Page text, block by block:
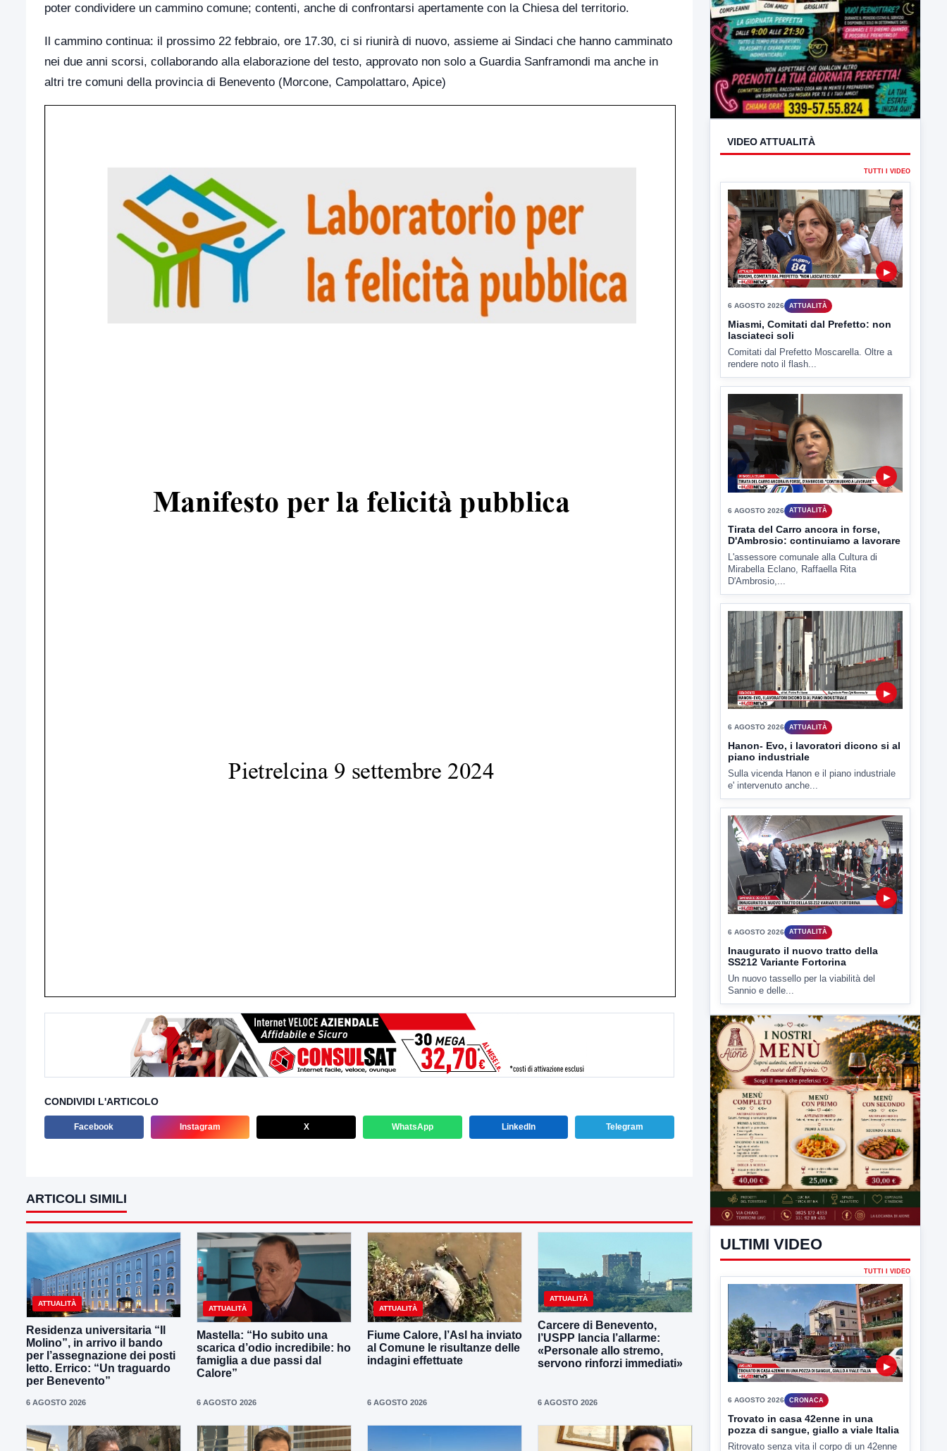
poter condividere un cammino comune; contenti, anche di confrontarsi apertamente con la Chiesa del territorio.
Il cammino continua: il prossimo 22 febbraio, ore 17.30, ci si riunirà di nuovo, assieme ai Sindaci che hanno camminato
nei due anni scorsi, collaborando alla elaborazione del testo, approvato non solo a Guardia Sanframondi ma anche in
altri tre comuni della provincia di Benevento (Morcone, Campolattaro, Apice)
CONDIVIDI L'ARTICOLO
Facebook Instagram X WhatsApp LinkedIn Telegram
ARTICOLI SIMILI
ATTUALITÀ
Residenza universitaria “Il
Molino”, in arrivo il bando
per l’assegnazione dei posti
letto. Errico: “Un traguardo
per Benevento”
6 AGOSTO 2026
ATTUALITÀ
Mastella: “Ho subito una
scarica d’odio incredibile: ho
famiglia a due passi dal
Calore”
6 AGOSTO 2026
ATTUALITÀ
Fiume Calore, l’Asl ha inviato
al Comune le risultanze delle
indagini effettuate
6 AGOSTO 2026
ATTUALITÀ
Carcere di Benevento,
l’USPP lancia l’allarme:
«Personale allo stremo,
servono rinforzi immediati»
6 AGOSTO 2026
VIDEO ATTUALITÀ
TUTTI I VIDEO
▶
6 AGOSTO 2026 ATTUALITÀ
Miasmi, Comitati dal Prefetto: non
lasciateci soli
Comitati dal Prefetto Moscarella. Oltre a
rendere noto il flash...
Tirata del Carro ancora in forse,
D'Ambrosio: continuiamo a lavorare
L'assessore comunale alla Cultura di
Mirabella Eclano, Raffaella Rita
D'Ambrosio,...
6 AGOSTO 2026 ATTUALITÀ
Hanon- Evo, i lavoratori dicono si al
piano industriale
Sulla vicenda Hanon e il piano industriale
e' intervenuto anche...
6 AGOSTO 2026 ATTUALITÀ
Inaugurato il nuovo tratto della
SS212 Variante Fortorina
Un nuovo tassello per la viabilità del
Sannio e delle...
ULTIMI VIDEO
TUTTI I VIDEO
▶
Trovato in casa 42enne in una
pozza di sangue, giallo a viale Italia
Ritrovato senza vita il corpo di un 42enne
in un...